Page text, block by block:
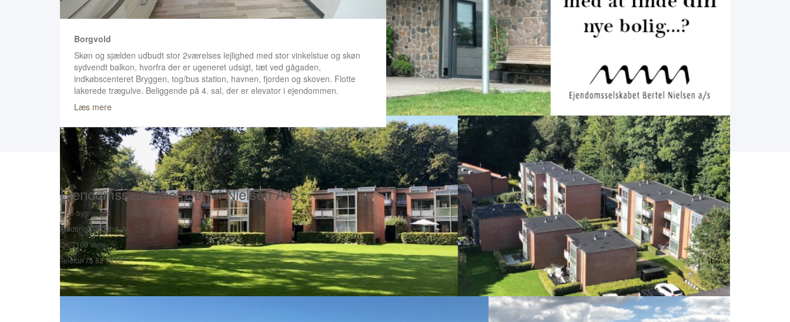
Borgvold
Skøn og sjælden udbudt stor 2værelses lejlighed med stor vinkelstue og skøn
sydvendt balkon, hvorfra der er ugeneret udsigt, tæt ved gågaden,
indkøbscenteret Bryggen, tog/bus station, havnen, fjorden og skoven. Flotte
lakerede trægulve. Beliggende på 4. sal, der er elevator i ejendommen.
Læs mere
Ejendomsselskabet Bertel Nielsen A/S
Lido-bygningen
Fredericiavej 88, 1. tv.
DK-7100 Vejle
Telefon75 82 18 26